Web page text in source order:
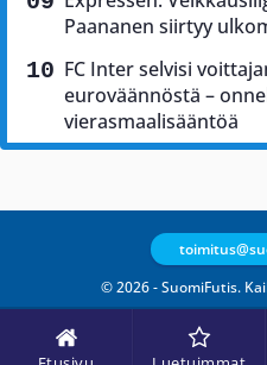
Paananen siirtyy
FC Inter selvisi
euroväännöstä –
vierasmaalisääntöä
© 2026 - SuomiFutis.